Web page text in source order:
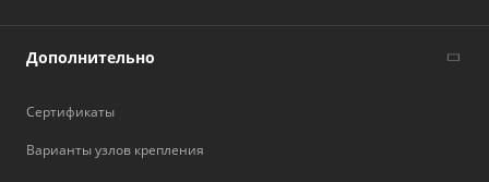
Дополнительно
Сертификаты
Варианты узлов крепления